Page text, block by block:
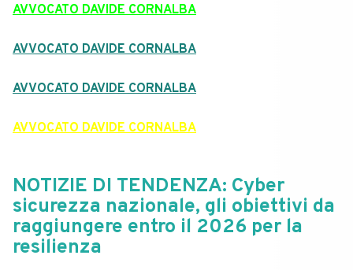
AVVOCATO DAVIDE CORNALBA
AVVOCATO DAVIDE CORNALBA
AVVOCATO DAVIDE CORNALBA
AVVOCATO DAVIDE CORNALBA
NOTIZIE DI TENDENZA: Cyber
sicurezza nazionale, gli obiettivi da
raggiungere entro il 2026 per la
resilienza